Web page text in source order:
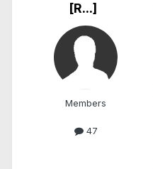
[R...]
Members
47